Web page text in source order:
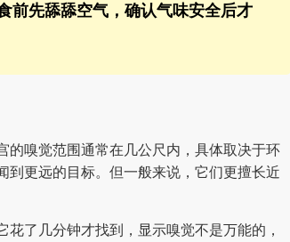
前先舔舔空气，确认气味安全后才
的嗅觉范围通常在几公尺内，具体取决于环
更远的目标。但一般来说，它们更擅长近
了几分钟才找到，显示嗅觉不是万能的，